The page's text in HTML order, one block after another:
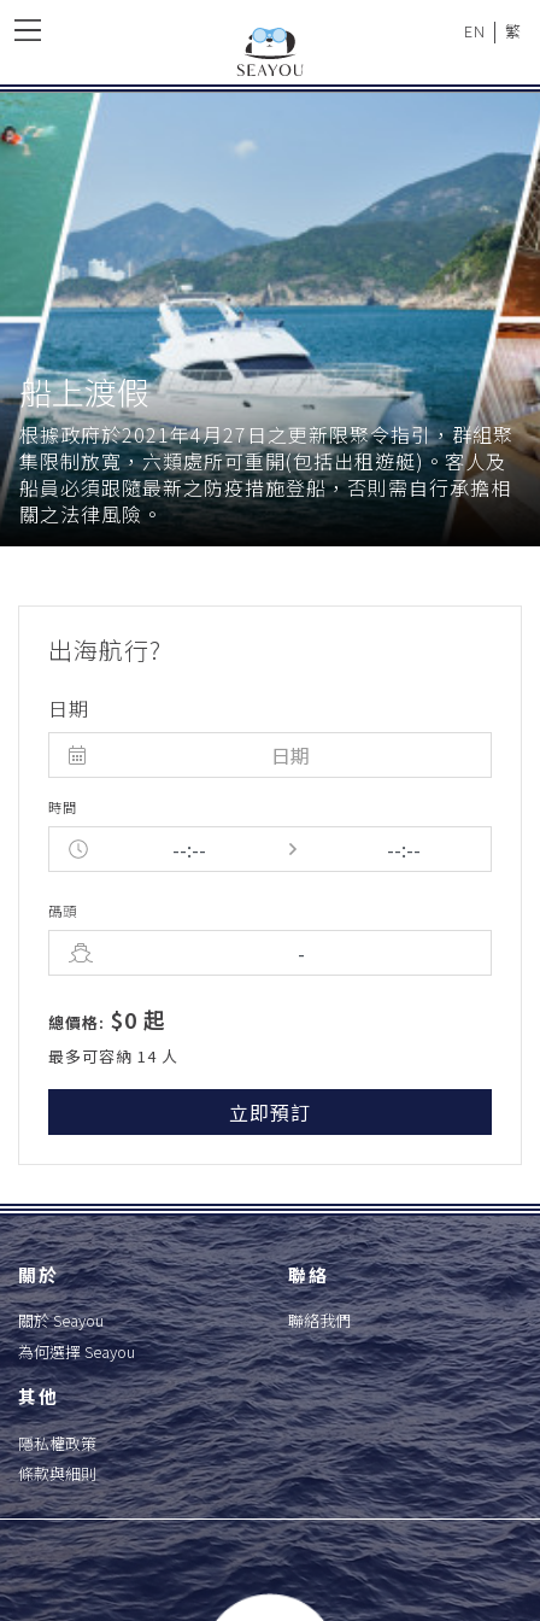
EN | 繁
船上渡假
根據政府於2021年4月27日之更新限聚令指引，群組聚
集限制放寬，六類處所可重開(包括出租遊艇)。客人及
船員必須跟隨最新之防疫措施登船，否則需自行承擔相
關之法律風險。
出海航行?
日期
時間
碼頭
總價格: $0 起
最多可容納 14 人
立即預訂
關於
關於 Seayou
為何選擇 Seayou
聯絡
聯絡我們
其他
隱私權政策
條款與細則